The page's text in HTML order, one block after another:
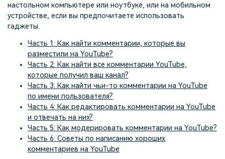
Сообщество
Блог
настольном компьютере или ноутбуке, или на мобильном
устройстве, если вы предпочитаете использовать
гаджеты.
Часть 1: Как найти комментарии, которые вы
разместили на YouTube?
Часть 2: Как найти все комментарии YouTube,
которые получил ваш канал?
Часть 3: Как найти чьи-то комментарии на YouTube
по имени пользователя?
Часть 4: Как редактировать комментарии на YouTube
и отвечать на них?
Часть 5: Как модерировать комментарии на YouTube?
Часть 6: Советы по написанию хороших
комментариев на YouTube